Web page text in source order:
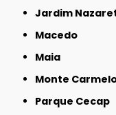
Jardim
Macedo
Maia
Monte
Parque Cecap